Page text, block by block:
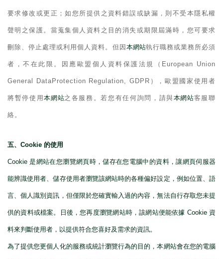
要求修改或更正；如您所提供之資料錯誤或缺漏，則不受本隱私權
聲明之保護。當蒐集個人資料之目的消失或期限屆滿時，您可要求
刪除、停止處理或利用個人資料。但因 本網站執行職務或業務所必須
者，不在此限。因應歐盟個人資料保護法規（ European Union
General DataProtection Regulation, GDPR ），歐盟國家使用者
將暫停使用本網站之各服務。若您有任何詢問，請與本網站客服聯
絡。
五、 Cookie 的使用
Cookie是網站在您瀏覽網頁時，儲存在您電腦中的資料，讓網頁伺服器
能辨識使用者、儲存使用者瀏覽該網站時的各種偏好設定，例如位置、語
言、個人識別資訊，但僅限於您確實輸入過的內容，無法自行存取您未提
供的資料或檔案。日後，您再度瀏覽網站時，該網站便能依據 Cookie 資
料來判斷使用者，以提供符合您喜好及需求的資訊。
為了提供您更個人化的服務或統計瀏覽行為的目的，本網站會在您的電腦